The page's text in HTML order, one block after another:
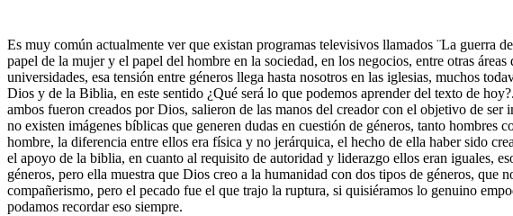
Es muy común actualmente ver que existan programas televisivos llamados ¨La guerra
papel de la mujer y el papel del hombre en la sociedad, en los negocios, entre otras
universidades, esa tensión entre géneros llega hasta nosotros en las iglesias, muchos
Dios y de la Biblia, en este sentido ¿Qué será lo que podemos aprender del texto de
ambos fueron creados por Dios, salieron de las manos del creador con el objetivo de
no existen imágenes bíblicas que generen dudas en cuestión de géneros, tanto
hombre, la diferencia entre ellos era física y no jerárquica, el hecho de ella haber sido
el apoyo de la biblia, en cuanto al requisito de autoridad y liderazgo ellos eran iguales,
géneros, pero ella muestra que Dios creo a la humanidad con dos tipos de géneros,
compañerismo, pero el pecado fue el que trajo la ruptura, si quisiéramos lo genuino
podamos recordar eso siempre.